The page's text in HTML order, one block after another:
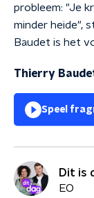
probleem: "Je
minder heide",
Baudet is het
Thierry
Speel
Dit is
EO